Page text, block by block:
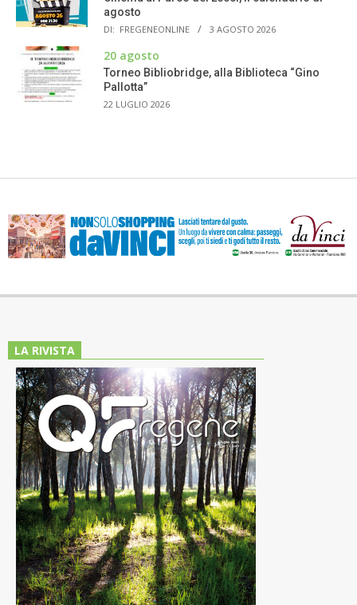
agosto
DI: FREGENEONLINE 3 AGOSTO 2026
20 agosto
Torneo Bibliobridge, alla Biblioteca “Gino
Pallotta”
22 LUGLIO 2026
LA RIVISTA